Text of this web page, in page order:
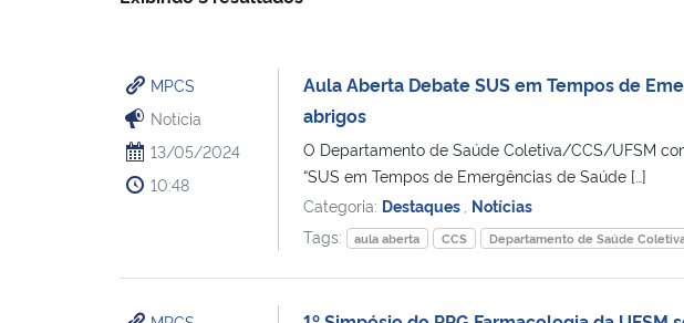
MPCS
Notícia
13/05/2024
10:48
Aula Aberta Debate SUS em Tempos de
abrigos
O Departamento de Saúde Coletiva/CCS/UFSM
“SUS em Tempos de Emergências de Saúde […]
Categoria: Destaques Notícias
Tags:
aula aberta CCS Departamento de Saúde